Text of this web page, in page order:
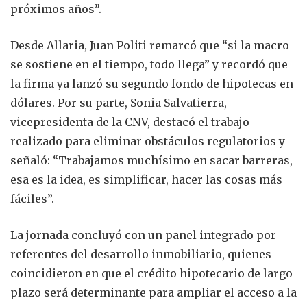
próximos años”.
Desde Allaria, Juan Politi remarcó que “si la macro
se sostiene en el tiempo, todo llega” y recordó que
la firma ya lanzó su segundo fondo de hipotecas en
dólares. Por su parte, Sonia Salvatierra,
vicepresidenta de la CNV, destacó el trabajo
realizado para eliminar obstáculos regulatorios y
señaló: “Trabajamos muchísimo en sacar barreras,
esa es la idea, es simplificar, hacer las cosas más
fáciles”.
La jornada concluyó con un panel integrado por
referentes del desarrollo inmobiliario, quienes
coincidieron en que el crédito hipotecario de largo
plazo será determinante para ampliar el acceso a la